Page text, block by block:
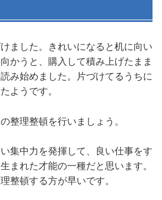
ました。きれいになると机に向い
かうと、購入して積み上げたまま
み始めました。片づけてるうちに
ようです。
整理整頓を行いましょう。
集中力を発揮して、良い仕事をす
まれた才能の一種だと思います。
整頓する方が早いです。